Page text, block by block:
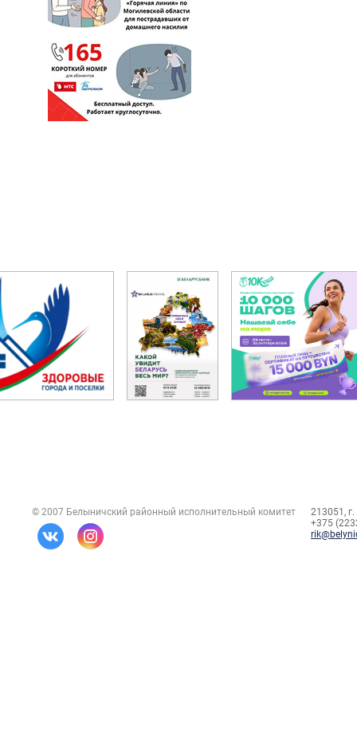
© 2007 Белыничский районный исполнительный комитет
213051,
+375